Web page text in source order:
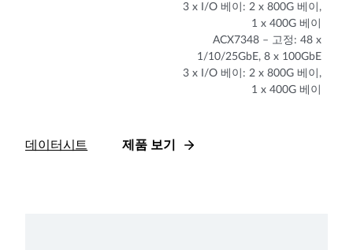
3 x I/O 베이: 2 x 800G 베이,
1 x 400G 베이
ACX7348 – 고정: 48 x
1/10/25GbE, 8 x 100GbE
3 x I/O 베이: 2 x 800G 베이,
1 x 400G 베이
데이터시트 제품 보기